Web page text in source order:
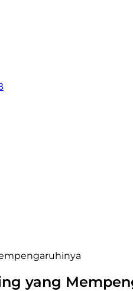
yang